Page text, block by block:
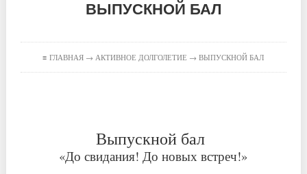
ВЫПУСКНОЙ БАЛ
≡ГЛАВНАЯ →АКТИВНОЕ ДОЛГОЛЕТИЕ → ВЫПУСКНОЙ БАЛ
Выпускной бал
«До свидания! До новых встреч!»